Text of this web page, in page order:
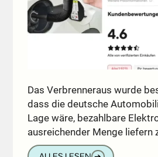
Das Verbrenneraus wurde
dass die deutsche
Lage wäre, bezahlbare
ausreichender Menge liefern